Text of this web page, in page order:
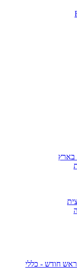
בארץ
חודש - כללי